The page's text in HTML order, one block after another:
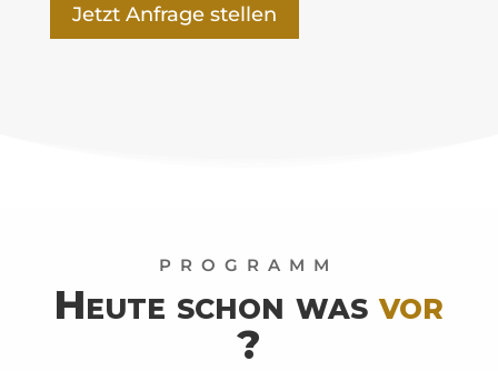
Jetzt Anfrage stellen
PROGRAMM
Heute schon wasvor
?